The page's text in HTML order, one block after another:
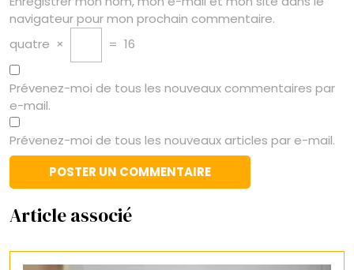
navigateur pour mon prochain commentaire.
quatre × = 16
Prévenez-moi de tous les nouveaux commentaires par
e-mail.
Prévenez-moi de tous les nouveaux articles par e-mail.
Article associé